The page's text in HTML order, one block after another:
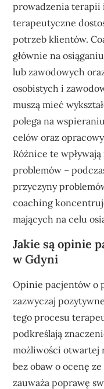
prowadzenia terapii
terapeutyczne
potrzeb klientów.
głównie na
lub zawodowych
osobistych i
muszą mieć
polega na
celów oraz
Różnice te
problemów –
przyczyny
coaching
mających na celu
Jakie są opinie
w Gdyni
Opinie pacjentów o
zazwyczaj
tego procesu
podkreślają
możliwości otwartej
bez obaw o ocenę
zauważa poprawę